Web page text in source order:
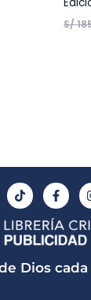
S/
T
i
k
t
o
k
F
a
c
e
b
o
k
Dios